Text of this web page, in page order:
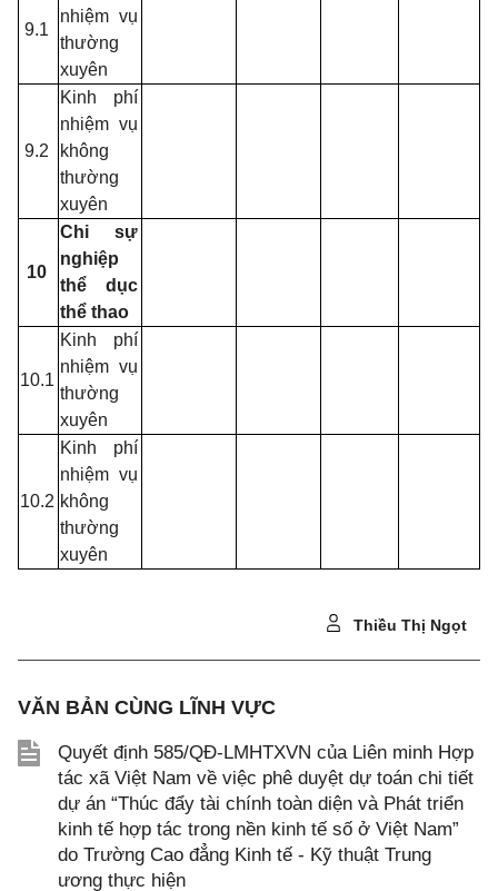
9.1
nhiệm vụ
thường
xuyên
9.2
Kinh phí
nhiệm vụ
không
thường
xuyên
10
Chi sự
nghiệp
thể dục
thể thao
10.1
Kinh phí
nhiệm vụ
thường
xuyên
10.2
Kinh phí
nhiệm vụ
không
thường
xuyên
Thiều Thị Ngọt
VĂN BẢN CÙNG LĨNH VỰC
Quyết định 585/QĐ-LMHTXVN của Liên minh Hợp
tác xã Việt Nam về việc phê duyệt dự toán chi tiết
dự án “Thúc đẩy tài chính toàn diện và Phát triển
kinh tế hợp tác trong nền kinh tế số ở Việt Nam”
do Trường Cao đẳng Kinh tế - Kỹ thuật Trung
ương thực hiện